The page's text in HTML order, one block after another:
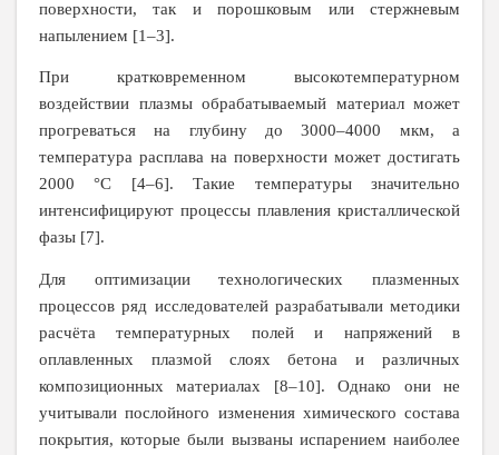
поверхности, так и порошковым или стержневым
напылением [1–3].
При кратковременном высокотемпературном
воздействии плазмы обрабатываемый материал может
прогреваться на глубину до 3000–4000 мкм, а
температура расплава на поверхности может достигать
2000 °С [4–6]. Такие температуры значительно
интенсифицируют процессы плавления кристаллической
фазы [7].
Для оптимизации технологических плазменных
процессов ряд исследователей разрабатывали методики
расчёта температурных полей и напряжений в
оплавленных плазмой слоях бетона и различных
композиционных материалах [8–10]. Однако они не
учитывали послойного изменения химического состава
покрытия, которые были вызваны испарением наиболее